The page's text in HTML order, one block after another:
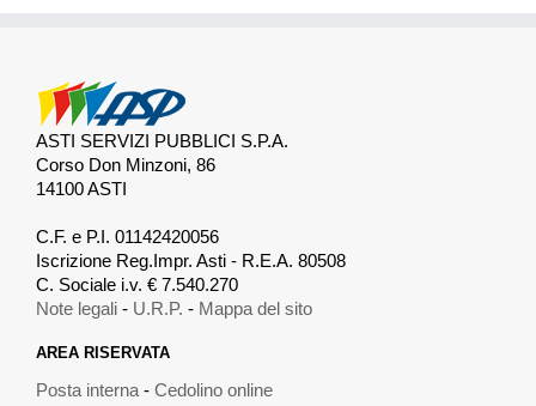
ASTI SERVIZI PUBBLICI S.P.A.
Corso Don Minzoni, 86
14100 ASTI
C.F. e P.I. 01142420056
Iscrizione Reg.Impr. Asti - R.E.A. 80508
C. Sociale i.v. € 7.540.270
Note legali - U.R.P. - Mappa del sito
AREA RISERVATA
Posta interna -Cedolino online